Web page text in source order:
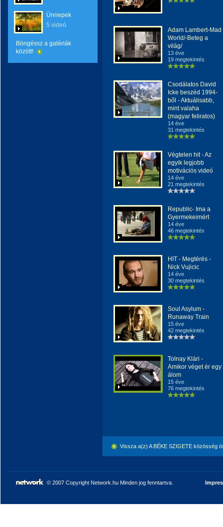
Ünnepek
5 videó
Böngéssz a galériák
között!
Adam Lambert-Mad
World/-Beteg a
világ/
13 éve
19 megtekintés
Csodálatos David
Icke beszéd 1994-
ből - Aktuálisabb,
mint valaha
(magyar feliratos)
14 éve
31 megtekintés
Végtelen hit - Az
egyik legjobb
motivációs videó
14 éve
21 megtekintés
Republic- Ima a
Gyermekeimért
14 éve
46 megtekintés
HIT - Megtérés -
Nick Vujicic
14 éve
30 megtekintés
Soul Asylum -
Runaway Train
15 éve
42 megtekintés
Tolnay Klári -
Amikor véget ér egy
álom
15 éve
76 megtekintés
Vissza a(z) A BÉKE SZIGETE közösség
© 2007 Copyright Network.hu Minden jog fenntartva.